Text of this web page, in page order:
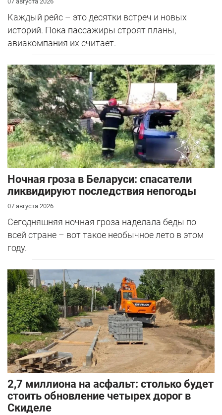
Каждый рейс – это десятки встреч и новых
историй. Пока пассажиры строят планы,
авиакомпания их считает.
Ночная гроза в Беларуси: спасатели
ликвидируют последствия непогоды
07 августа 2026
Сегодняшняя ночная гроза наделала беды по
всей стране – вот такое необычное лето в этом
году.
2,7 миллиона на асфальт: столько будет
стоить обновление четырех дорог в
Скиделе